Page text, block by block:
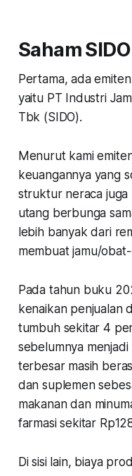
Saham SIDO
Pertama, ada
yaitu PT Industri
Tbk (SIDO).
Menurut kami
keuangannya yang
struktur neraca
utang berbunga
lebih banyak dari
membuat jamu/
Pada tahun buku
kenaikan penjualan
tumbuh sekitar 4
sebelumnya
terbesar masih
dan suplemen
makanan dan
farmasi sekitar
Di sisi lain, biaya